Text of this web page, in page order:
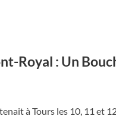
Royal : Un
à Tours les 10, 11 et